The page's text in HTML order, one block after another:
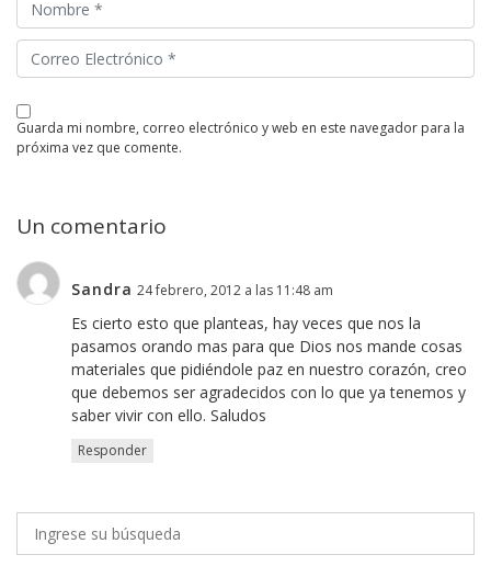
guarda mi nombre, correo electrónico y web en este navegador para la
próxima vez que comente.
Un comentario
Sandra 24 febrero, 2012 a las 11:48 am
Es cierto esto que planteas, hay veces que nos la
pasamos orando mas para que Dios nos mande cosas
materiales que pidiéndole paz en nuestro corazón, creo
que debemos ser agradecidos con lo que ya tenemos y
saber vivir con ello. Saludos
Responder